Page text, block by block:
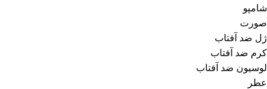
شامپو
صورت
ژل ضد آفتاب
کرم ضد آفتاب
لوسیون ضد آفتاب
عطر